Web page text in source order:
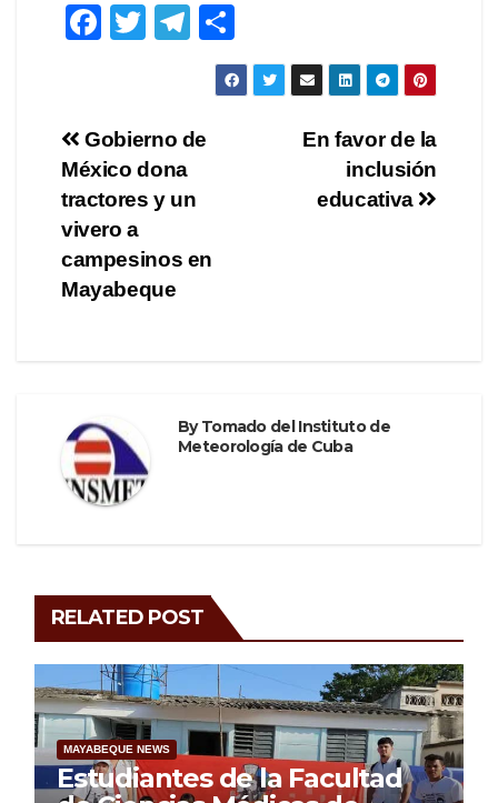
F
e
b
o
o
k
T
er
T
el
gr
m
h
ar
Post
navigation
En favor de la
inclusión
educativa
Gobierno de
México dona
tractores y un
vivero a
campesinos en
Mayabeque
ByTomado del Instituto de
Meteorología de Cuba
RELATED POST
MAYABEQUE NEWS
Estudiantes de la Facultad